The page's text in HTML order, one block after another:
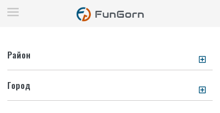
Район
Город